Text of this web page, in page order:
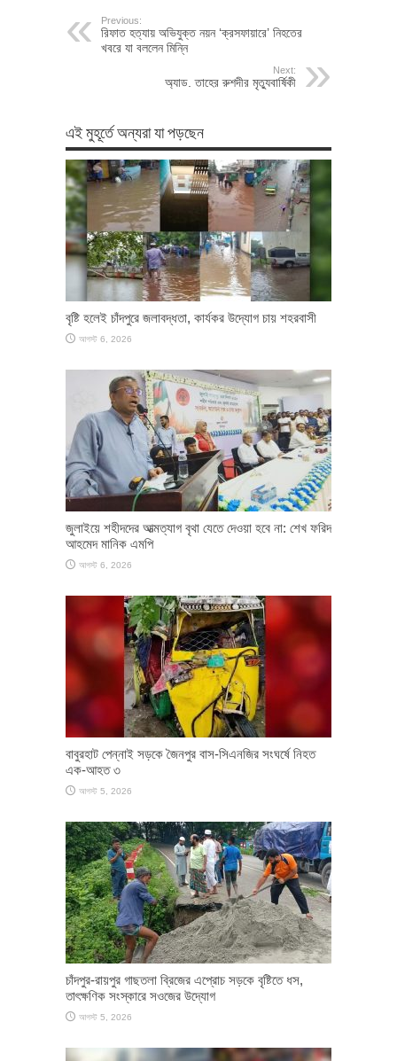
Previous:
রিফাত হত্যায় অভিযুক্ত নয়ন ‘ক্রসফায়ারে’ নিহতের
খবরে যা বললেন মিন্নি
Next:
অ্যাড. তাহের রুশদীর মৃত্যুবার্ষিকী
এই মুহূর্তে অন্যরা যা পড়ছেন
বৃষ্টি হলেই চাঁদপুরে জলাবদ্ধতা, কার্যকর উদ্যোগ চায় শহরবাসী
আগস্ট 6, 2026
জুলাইয়ে শহীদদের আত্মত্যাগ বৃথা যেতে দেওয়া হবে না: শেখ ফরিদ
আহমেদ মানিক এমপি
আগস্ট 6, 2026
বাবুরহাট পেন্নাই সড়কে জৈনপুর বাস-সিএনজির সংঘর্ষে নিহত
এক-আহত ৩
আগস্ট 5, 2026
চাঁদপুর-রায়পুর গাছতলা ব্রিজের এপ্রোচ সড়কে বৃষ্টিতে ধস,
তাৎক্ষণিক সংস্কারে সওজের উদ্যোগ
আগস্ট 5, 2026